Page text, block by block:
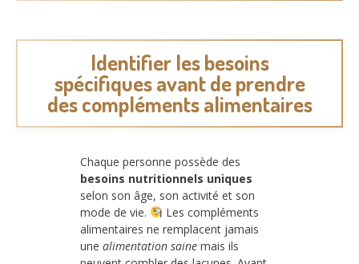
Identifier les besoins
spécifiques avant de prendre
des compléments alimentaires
Chaque personne possède des
besoins nutritionnels uniques
selon son âge, son activité et son
mode de vie.
Les compléments
alimentaires ne remplacent jamais
une alimentation saine mais ils